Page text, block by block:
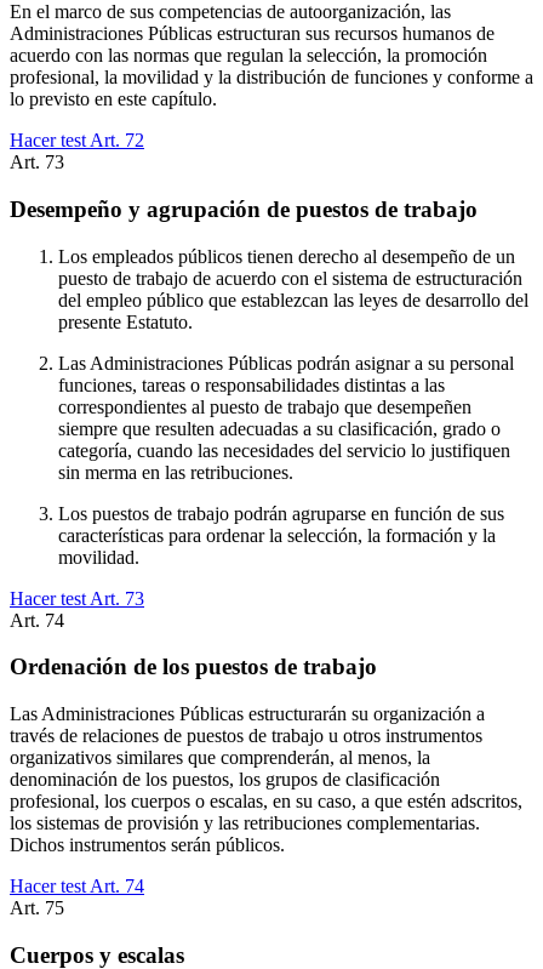
En el marco de sus competencias de autoorganización, las
Administraciones Públicas estructuran sus recursos humanos de
acuerdo con las normas que regulan la selección, la promoción
profesional, la movilidad y la distribución de funciones y conforme a
lo previsto en este capítulo.
Hacer test Art. 72
Art. 73
Desempeño y agrupación de puestos de trabajo
Los empleados públicos tienen derecho al desempeño de un
puesto de trabajo de acuerdo con el sistema de estructuración
del empleo público que establezcan las leyes de desarrollo del
presente Estatuto.
Las Administraciones Públicas podrán asignar a su personal
funciones, tareas o responsabilidades distintas a las
correspondientes al puesto de trabajo que desempeñen
siempre que resulten adecuadas a su clasificación, grado o
categoría, cuando las necesidades del servicio lo justifiquen
sin merma en las retribuciones.
Los puestos de trabajo podrán agruparse en función de sus
características para ordenar la selección, la formación y la
movilidad.
Hacer test Art. 73
Art. 74
Ordenación de los puestos de trabajo
Las Administraciones Públicas estructurarán su organización a
través de relaciones de puestos de trabajo u otros instrumentos
organizativos similares que comprenderán, al menos, la
denominación de los puestos, los grupos de clasificación
profesional, los cuerpos o escalas, en su caso, a que estén adscritos,
los sistemas de provisión y las retribuciones complementarias.
Dichos instrumentos serán públicos.
Hacer test Art. 74
Art. 75
Cuerpos y escalas